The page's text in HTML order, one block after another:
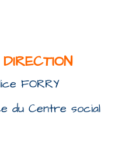
FORRY
du Centre social